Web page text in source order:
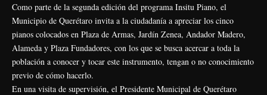
Como parte de la segunda edición del programa Insitu Piano, el
Municipio de Querétaro invita a la ciudadanía a apreciar los cinco
pianos colocados en Plaza de Armas, Jardín Zenea, Andador Madero,
Alameda y Plaza Fundadores, con los que se busca acercar a toda la
población a conocer y tocar este instrumento, tengan o no conocimiento
previo de cómo hacerlo.
En una visita de supervisión, el Presidente Municipal de Querétaro